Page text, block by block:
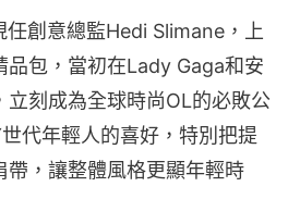
創意總監Hedi Slimane，上
品包，當初在Lady Gaga和安
立刻成為全球時尚OL的必敗公
代年輕人的喜好，特別把提
帶，讓整體風格更顯年輕時